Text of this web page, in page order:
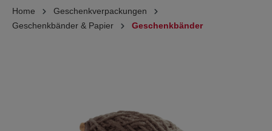
Home
Geschenkverpackungen
Geschenkbänder & Papier
Geschenkbänder